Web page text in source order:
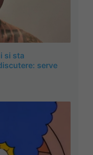
si sta
serve